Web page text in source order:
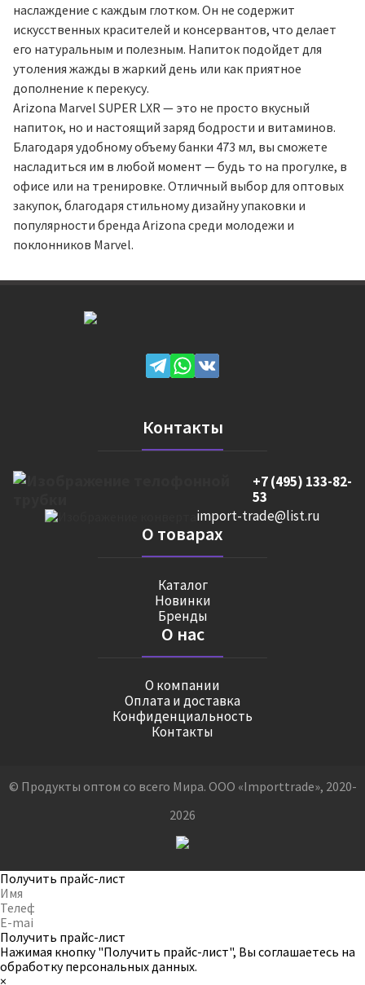
наслаждение с каждым глотком. Он не содержит
искусственных красителей и консервантов, что делает
его натуральным и полезным. Напиток подойдет для
утоления жажды в жаркий день или как приятное
дополнение к перекусу.
Arizona Marvel SUPER LXR — это не просто вкусный
напиток, но и настоящий заряд бодрости и витаминов.
Благодаря удобному объему банки 473 мл, вы сможете
насладиться им в любой момент — будь то на прогулке, в
офисе или на тренировке. Отличный выбор для оптовых
закупок, благодаря стильному дизайну упаковки и
популярности бренда Arizona среди молодежи и
поклонников Marvel.
Контакты
+7 (495) 133-82-
53
import-trade@list.ru
О товарах
Каталог
Новинки
Бренды
О нас
О компании
Оплата и доставка
Конфиденциальность
Контакты
© Продукты оптом со всего Мира. ООО «Importtrade», 2020-
2026
Получить прайс-лист
Получить прайс-лист
Нажимая кнопку "Получить прайс-лист", Вы соглашаетесь на
обработку персональных данных.
×